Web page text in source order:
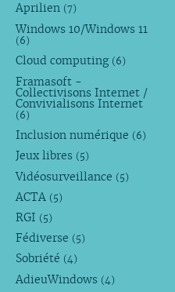
Aprilien (7)
Windows 10/Windows 11
(6)
Cloud computing (6)
Framasoft -
Collectivisons Internet /
Convivialisons Internet
(6)
Inclusion numérique (6)
Jeux libres (5)
Vidéosurveillance (5)
ACTA (5)
RGI (5)
Fédiverse (5)
Sobriété (4)
AdieuWindows (4)